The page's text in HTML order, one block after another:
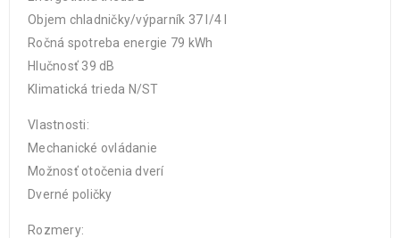
Objem chladničky/výparník 37 l/4 l
Ročná spotreba energie 79 kWh
Hlučnosť 39 dB
Klimatická trieda N/ST
Vlastnosti:
Mechanické ovládanie
Možnosť otočenia dverí
Dverné poličky
Rozmery: